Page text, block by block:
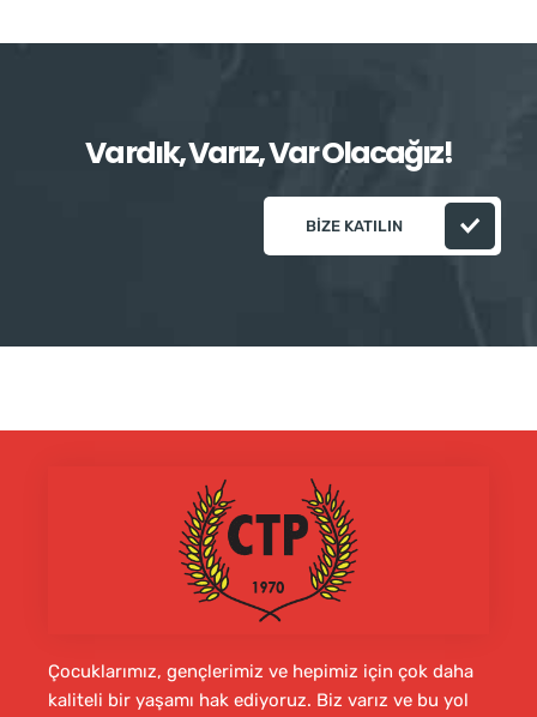
Vardık, Varız, Var Olacağız!
BIZE KATILIN
Çocuklarımız, gençlerimiz ve hepimiz için çok daha
kaliteli bir yaşamı hak ediyoruz. Biz varız ve bu yol